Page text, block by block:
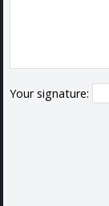
Your signature: